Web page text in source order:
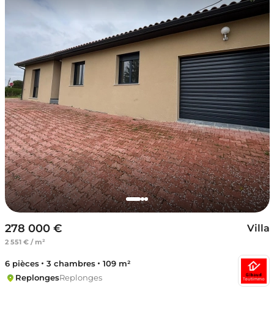
278 000 €
2 551 € / m²
Villa
6 pièces 3 chambres
109 m²
ReplongesReplonges